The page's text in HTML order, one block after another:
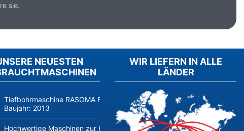
sie.
NEUESTEN
Tiefbohrmaschine RASOMA FZS 3200 (Baujahr 2014, Siemens 840D sl)
Baujahr: 2013
Hochwertige Maschinen zur Herstellung und Verarbeitung von
WIR LIEFERN IN ALLE
LÄNDER